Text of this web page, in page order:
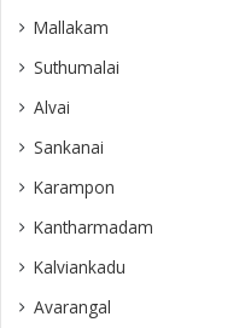
Mallakam
Suthumalai
Alvai
Sankanai
Karampon
Kantharmadam
Kalviankadu
Avarangal